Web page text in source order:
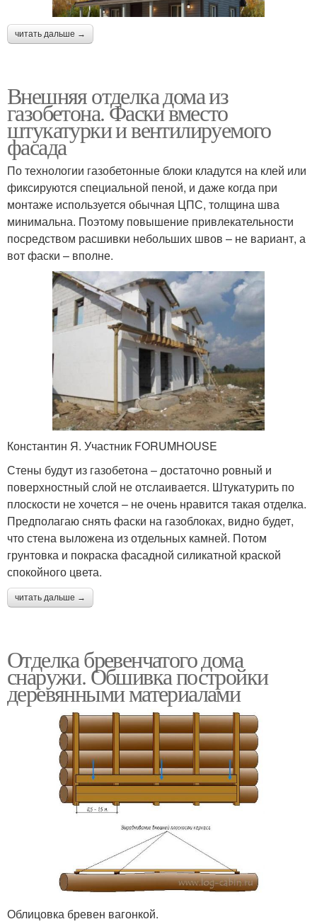
читать дальше →
Внешняя отделка дома из
газобетона. Фаски вместо
штукатурки и вентилируемого
фасада
По технологии газобетонные блоки кладутся на клей или
фиксируются специальной пеной, и даже когда при
монтаже используется обычная ЦПС, толщина шва
минимальна. Поэтому повышение привлекательности
посредством расшивки небольших швов – не вариант, а
вот фаски – вполне.
Константин Я. Участник FORUMHOUSE
Стены будут из газобетона – достаточно ровный и
поверхностный слой не отслаивается. Штукатурить по
плоскости не хочется – не очень нравится такая отделка.
Предполагаю снять фаски на газоблоках, видно будет,
что стена выложена из отдельных камней. Потом
грунтовка и покраска фасадной силикатной краской
спокойного цвета.
читать дальше →
Отделка бревенчатого дома
снаружи. Обшивка постройки
деревянными материалами
Облицовка бревен вагонкой.